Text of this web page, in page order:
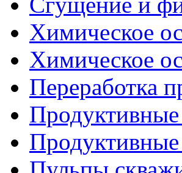
Химическое
Химическое
Переработка